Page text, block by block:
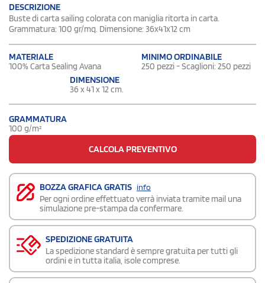
DESCRIZIONE
Buste di carta sailing colorata con maniglia ritorta in carta.
Grammatura: 100 gr/mq. Dimensione: 36x41x12 cm
MATERIALE
100% Carta Sealing Avana
MINIMO ORDINABILE
250 pezzi - Scaglioni: 250 pezzi
DIMENSIONE
36 x 41 x 12 cm.
GRAMMATURA
100 g/m²
CALCOLA PREVENTIVO
BOZZA GRAFICA GRATIS info
Per ogni ordine effettuato verrà inviata tramite mail una
simulazione pre-stampa da confermare.
SPEDIZIONE GRATUITA
La spedizione standard è sempre gratuita per tutti gli
ordini e in tutta italia, isole comprese.